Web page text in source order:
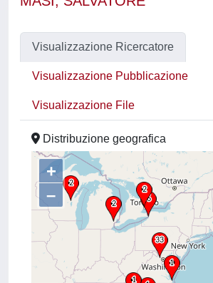
Visualizzazione Ricercatore
Visualizzazione Pubblicazione
Visualizzazione File
Distribuzione geografica
+
–